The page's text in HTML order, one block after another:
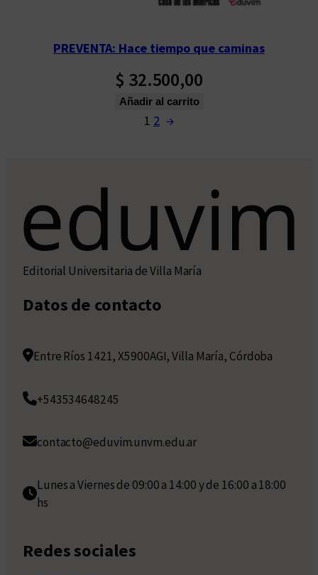
PREVENTA: Hace tiempo que caminas
$ 32.500,00
Añadir al carrito
1 2 →
Editorial Universitaria de Villa María
Datos de contacto
Entre Ríos 1421, X5900AGI, Villa María, Córdoba
+543534648245
contacto@eduvim.unvm.edu.ar
Lunes a Viernes de 09:00 a 14:00 y de 16:00 a 18:00
hs
Redes sociales